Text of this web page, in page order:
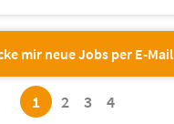
mir neue Jobs per E-Mail
1 2 3 4